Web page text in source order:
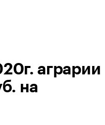
аграрии
на